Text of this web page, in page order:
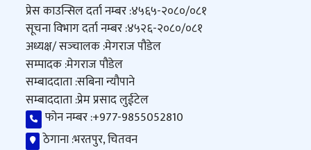
प्रेस काउन्सिल दर्ता नम्बर :४५६५-२०८०/०८१
सूचना विभाग दर्ता नम्बर :४५२६-२०८०/०८१
अध्यक्ष/ सञ्‍चालक :मेगराज पौडेल
सम्पादक :मेगराज पौडेल
सम्बाददाता :सबिना न्यौपाने
सम्बाददाता :प्रेम प्रसाद लुईटेल
फोन नम्बर :+977-9855052810
ठेगाना :भरतपुर, चितवन